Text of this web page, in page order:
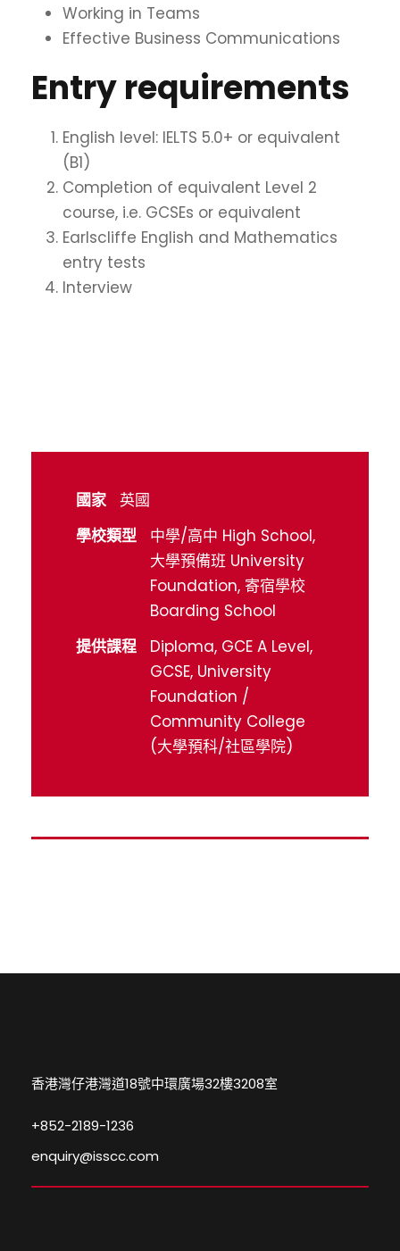
Working in Teams
Effective Business Communications
Entry requirements
English level: IELTS 5.0+ or equivalent
(B1)
Completion of equivalent Level 2
course, i.e. GCSEs or equivalent
Earlscliffe English and Mathematics
entry tests
Interview
國家
英國
學校類型
中學/高中 High School,
大學預備班 University
Foundation, 寄宿學校
Boarding School
提供課程
Diploma, GCE A Level,
GCSE, University
Foundation /
Community College
(大學預科/社區學院)
香港灣仔港灣道18號中環廣場32樓3208室
+852-2189-1236
enquiry@isscc.com